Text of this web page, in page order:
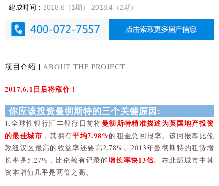
建成时间： 2018.6（1期）-2018.4（2期）
项目介绍 | ABOUT THE PROJECT
2017.6.1日后将涨价！
你应该投资曼彻斯特的三个关键原因:
1.全球性银行汇丰银行日前将曼彻斯特精准描述为英国地产投资
的最佳城市 ，其拥有平均7.98%的租金总回报率。该回报率比伦
敦纽汉区最高的收益率还要高2.78%。2013年曼彻斯特的租赁增
长率是5.27%，比伦敦有记录的增长率快13倍。在北部城市中其
资本增值几乎是两倍之高。